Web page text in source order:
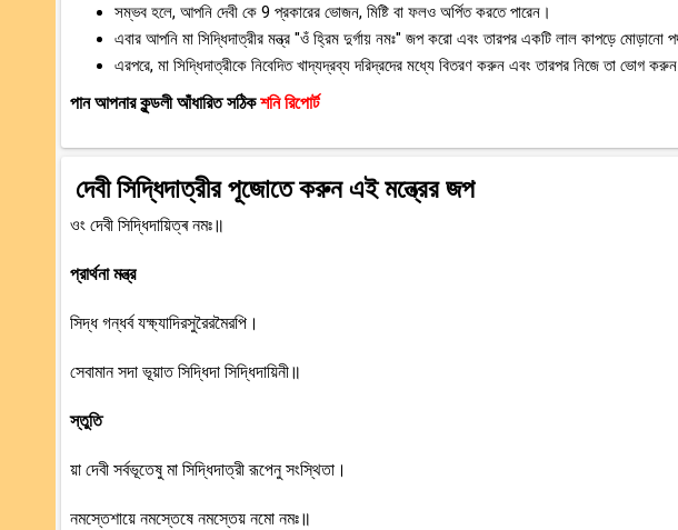
সম্ভব হলে, আপনি দেবী কে 9 প্রকারের ভোজন, মিষ্টি বা ফলও অর্পিত করতে পারেন।
এবার আপনি মা সিদ্ধিদাত্রীর মন্ত্র "ওঁ হ্রিম দুর্গায় নমঃ" জপ করো এবং তারপর একটি লাল কাপড়ে মোড়ানো
এরপরে, মা সিদ্ধিদাত্রীকে নিবেদিত খাদ্যদ্রব্য দরিদ্রদের মধ্যে বিতরণ করুন এবং তারপর নিজে তা ভোগ
পান আপনার কুন্ডলী আঁধারিত সঠিকশনি রিপোর্ট
দেবী সিদ্ধিদাত্রীর পূজোতে করুন এই মন্ত্রের জপ
ওং দেবী সিদ্ধিদায়িত্ৰ নমঃ॥
প্রার্থনা মন্ত্র
সিদ্ধ গন্ধর্ব যক্ষ্যাদিরসুরৈরমৈরপি।
সেবামান সদা ভূয়াত সিদ্ধিদা সিদ্ধিদায়িনী॥
স্তুতি
য়া দেবী সর্বভূতেষু মা সিদ্ধিদাত্রী রূপেনু সংস্থিতা।
নমস্তেশায়ে নমস্তেষে নমস্তেয় নমো নমঃ॥